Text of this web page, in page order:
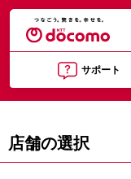
サポート
店舗の選択